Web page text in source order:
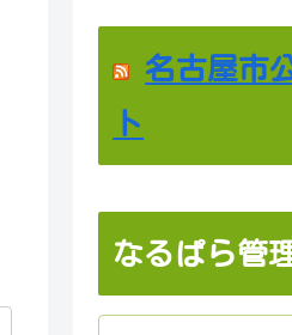
名古屋市
ト
なるぱら管